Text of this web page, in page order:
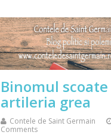
Binomul
artileria grea
Contele de Saint Germain
Comments